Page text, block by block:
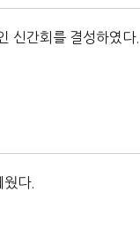
신간회를 결성하였다.
다.